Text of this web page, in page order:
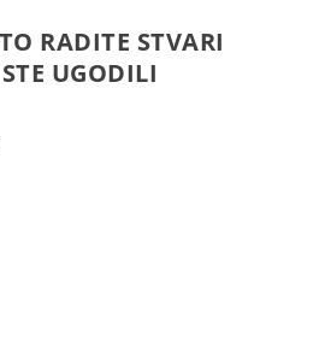
RADITE STVARI
UGODILI